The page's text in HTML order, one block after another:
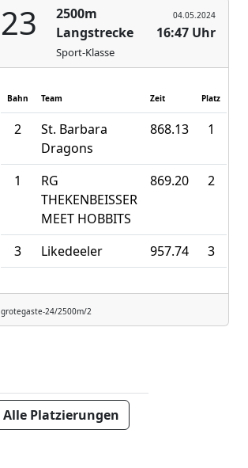
23
2500m
Langstrecke
Sport-Klasse
04.05.2024
16:47 Uhr
Bahn Team Zeit Platz
2
St. Barbara
Dragons
868.13 1
1
RG
THEKENBEISSER
MEET HOBBITS
869.20 2
3 Likedeeler 957.74 3
grotegaste-24/2500m/2
Alle Platzierungen